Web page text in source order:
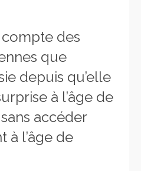
des
que
depuis qu’elle
à l’âge de
accéder
à l’âge de